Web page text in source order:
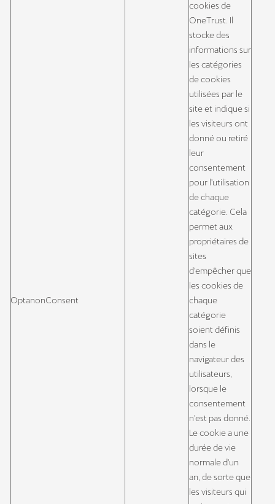
OptanonConsent
cookies de
OneTrust. Il
stocke des
informations sur
les catégories
de cookies
utilisées par le
site et indique si
les visiteurs ont
donné ou retiré
leur
consentement
pour l'utilisation
de chaque
catégorie. Cela
permet aux
propriétaires de
sites
d'empêcher que
les cookies de
chaque
catégorie
soient définis
dans le
navigateur des
utilisateurs,
lorsque le
consentement
n'est pas donné.
Le cookie a une
durée de vie
normale d'un
an, de sorte que
les visiteurs qui